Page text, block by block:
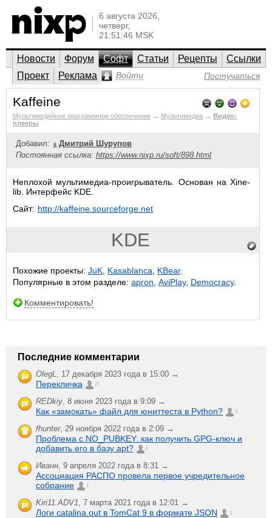
6 августа 2026,
четверг,
21:51:46 MSK
Новости Форум Софт Статьи Рецепты
Ссылки
Проект
Реклама Войти Постучаться
Kaffeine
Мультимедийное программное обеспечение → Мультимедиа → Видео:
плееры
Добавил:
Дмитрий Шурупов
Постоянная ссылка: https://www.nixp.ru/soft/898.html
Неплохой мультимедиа-проигрыватель. Основан на Xine-
lib. Интерфейс KDE.
Сайт: http://kaffeine.sourceforge.net
KDE
Похожие проекты: JuK Kasablanca KBear.
Популярные в этом разделе: apron AviPlay, Democracy.
Комментировать!
Последние комментарии
OlegL, 17 декабря 2023 года в 15:00 →
Перекличка 21
REDkiy, 8 июня 2023 года в 9:09 →
Как «замокать» файл для юниттеста в Python? 2
fhunter, 29 ноября 2022 года в 2:09 →
Проблема с NO_PUBKEY: как получить GPG-ключ и
добавить его в базу apt?
6
Иванн, 9 апреля 2022 года в 8:31 →
Ассоциация РАСПО провела первое учредительное
собрание
1
Kiri11.ADV1, 7 марта 2021 года в 12:01 →
Логи catalina.out в TomCat 9 в формате JSON 1